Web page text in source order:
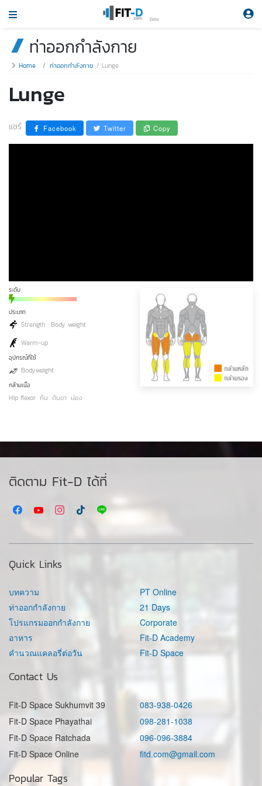
Beta
ท่าออกกำลังกาย
Home ท่าออกกำลังกาย Lunge
Lunge
แชร์ Facebook Twitter Copy
ระดับ
ประเภท
Strength : Body weight
Warm-up
อุปกรณ์ที่ใช้
Bodyweight
กล้ามเนื้อ
Hip flexor ก้น ต้นขา น่อง
ติดตาม Fit-D ได้ที่
Quick Links
บทความ
ท่าออกกำลังกาย
โปรแกรมออกกำลังกาย
อาหาร
คำนวณแคลอรี่ต่อวัน
PT Online
21 Days
Corporate
Fit-D Academy
Fit-D Space
Contact Us
Fit-D Space Sukhumvit 39
083-938-0426
Fit-D Space Phayathai
098-281-1038
Fit-D Space Ratchada
096-096-3884
Fit-D Space Online
fitd.com@gmail.com
Popular Tags